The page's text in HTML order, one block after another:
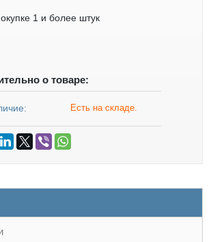
1 и более штук
о товаре:
Есть на складе.